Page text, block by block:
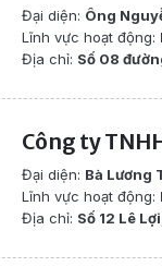
Đại diện: Ông
Lĩnh vực hoạt động:
Địa chỉ: Số 08
Công ty
Đại diện: Bà Lương
Lĩnh vực hoạt động:
Địa chỉ: Số 12 Lê